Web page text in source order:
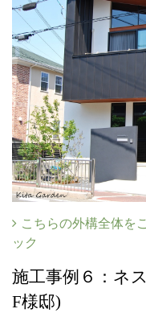
こちらの外構全体を
ック
施工事例６：ネ
F様邸)